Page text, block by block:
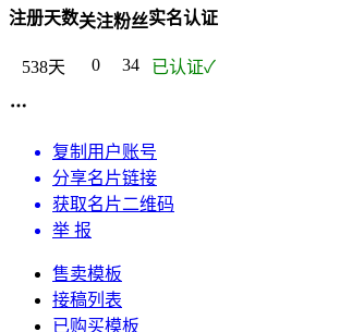
注册天数
538天
关注
0
粉丝
34
实名认证
已认证✓
复制用户账号
分享名片链接
获取名片二维码
举 报
售卖模板
接稿列表
已购买模板